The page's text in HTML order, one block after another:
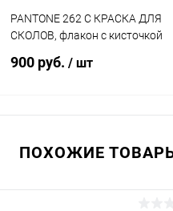
PANTONE 262 C КРАСКА ДЛЯ
СКОЛОВ, флакон с кисточкой
900 руб. / шт
ПОХОЖИЕ